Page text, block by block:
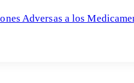
Adversas a los